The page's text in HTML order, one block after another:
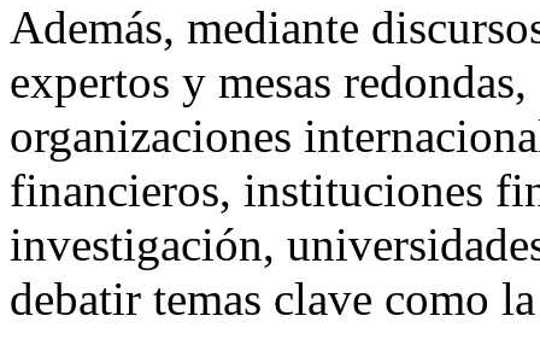
Además, mediante
expertos y mesas
organizaciones
financieros, instituciones
investigación,
debatir temas clave como